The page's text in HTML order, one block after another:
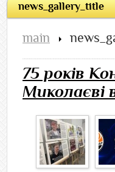
news_gallery_title
main
75 років
Миколаєві